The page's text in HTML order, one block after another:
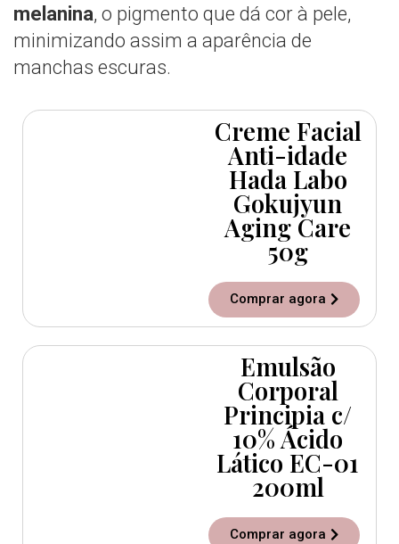
melanina, o pigmento que dá cor à pele,
minimizando assim a aparência de
manchas escuras.
Creme Facial
Anti-idade
Hada Labo
Gokujyun
Aging Care
50g
Comprar agora
Emulsão
Corporal
Principia c/
10% Ácido
Lático EC-01
200ml
Comprar agora